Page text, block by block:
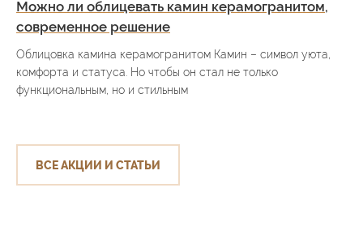
Можно ли облицевать камин керамогранитом,
современное решение
Облицовка камина керамогранитом Камин – символ уюта,
комфорта и статуса. Но чтобы он стал не только
функциональным, но и стильным
ВСЕ АКЦИИ И СТАТЬИ